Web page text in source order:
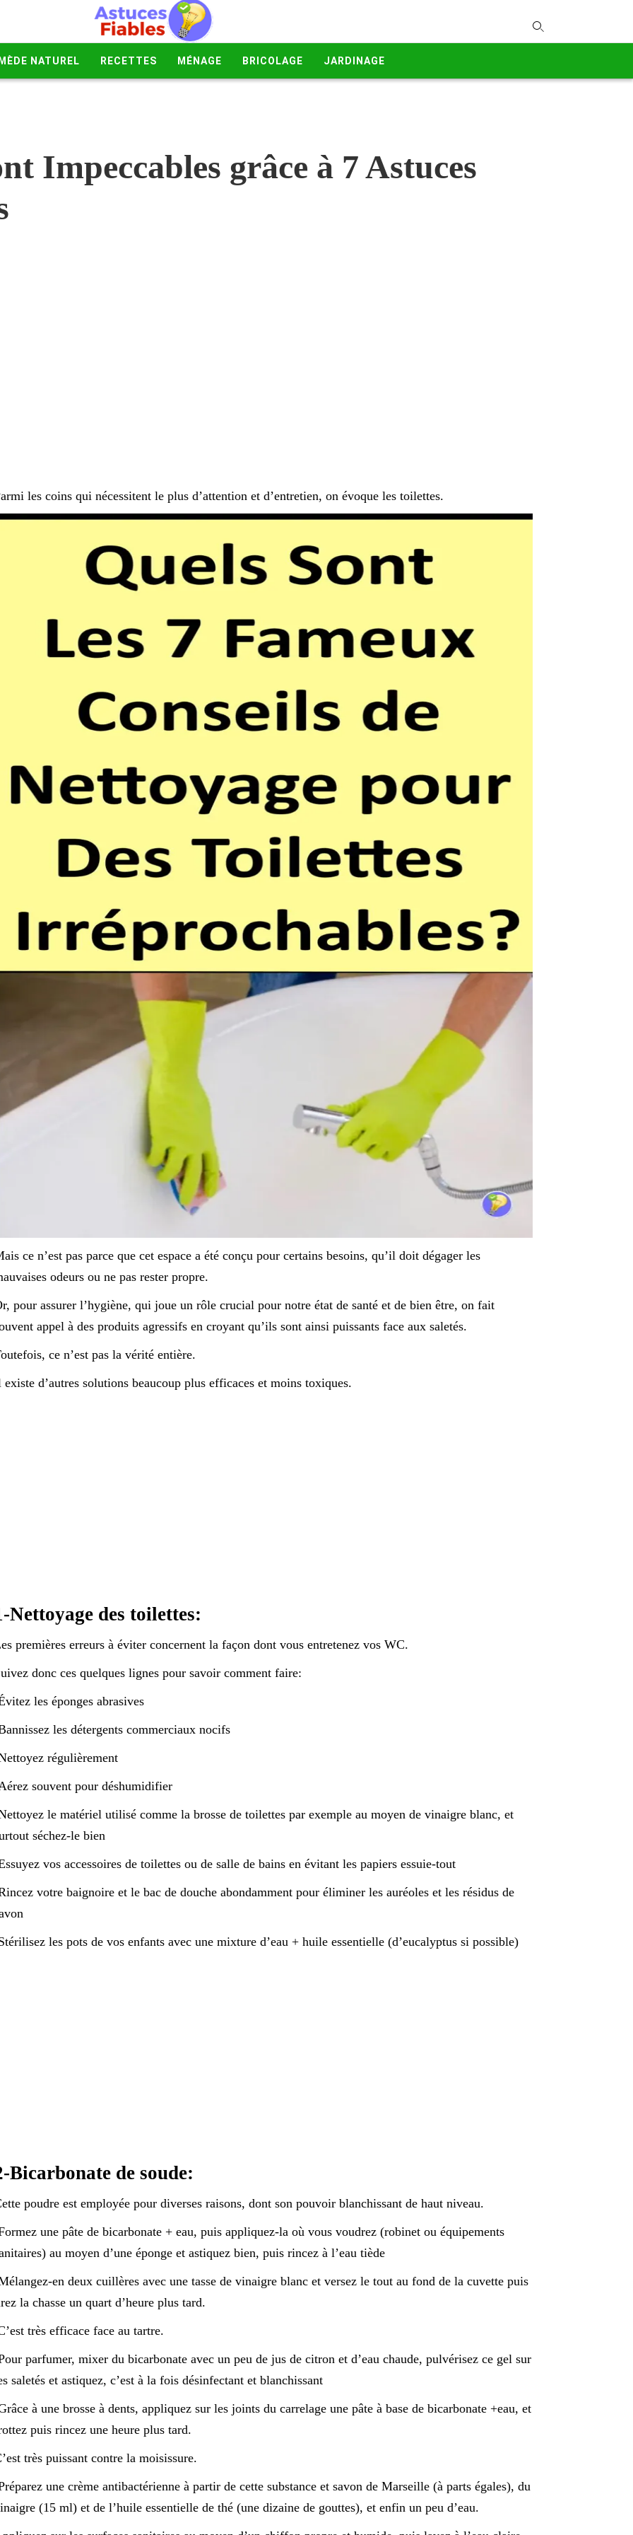
NATUREL RECETTES MÉNAGE BRICOLAGE JARDINAGE
Impeccables grâce à 7 Astuces
les coins qui nécessitent le plus d’attention et d’entretien, on évoque les toilettes.
ce n’est pas parce que cet espace a été conçu pour certains besoins, qu’il doit dégager les
odeurs ou ne pas rester propre.
pour assurer l’hygiène, qui joue un rôle crucial pour notre état de santé et de bien être, on fait
appel à des produits agressifs en croyant qu’ils sont ainsi puissants face aux saletés.
ce n’est pas la vérité entière.
existe d’autres solutions beaucoup plus efficaces et moins toxiques.
Nettoyage des toilettes:
premières erreurs à éviter concernent la façon dont vous entretenez vos WC.
donc ces quelques lignes pour savoir comment faire:
les éponges abrasives
les détergents commerciaux nocifs
régulièrement
souvent pour déshumidifier
le matériel utilisé comme la brosse de toilettes par exemple au moyen de vinaigre blanc, et
séchez-le bien
vos accessoires de toilettes ou de salle de bains en évitant les papiers essuie-tout
votre baignoire et le bac de douche abondamment pour éliminer les auréoles et les résidus de
les pots de vos enfants avec une mixture d’eau + huile essentielle (d’eucalyptus si possible)
Bicarbonate de soude:
poudre est employée pour diverses raisons, dont son pouvoir blanchissant de haut niveau.
une pâte de bicarbonate + eau, puis appliquez-la où vous voudrez (robinet ou équipements
au moyen d’une éponge et astiquez bien, puis rincez à l’eau tiède
en deux cuillères avec une tasse de vinaigre blanc et versez le tout au fond de la cuvette puis
la chasse un quart d’heure plus tard.
très efficace face au tartre.
parfumer, mixer du bicarbonate avec un peu de jus de citron et d’eau chaude, pulvérisez ce gel sur
saletés et astiquez, c’est à la fois désinfectant et blanchissant
à une brosse à dents, appliquez sur les joints du carrelage une pâte à base de bicarbonate +eau, et
puis rincez une heure plus tard.
très puissant contre la moisissure.
une crème antibactérienne à partir de cette substance et savon de Marseille (à parts égales), du
(15 ml) et de l’huile essentielle de thé (une dizaine de gouttes), et enfin un peu d’eau.